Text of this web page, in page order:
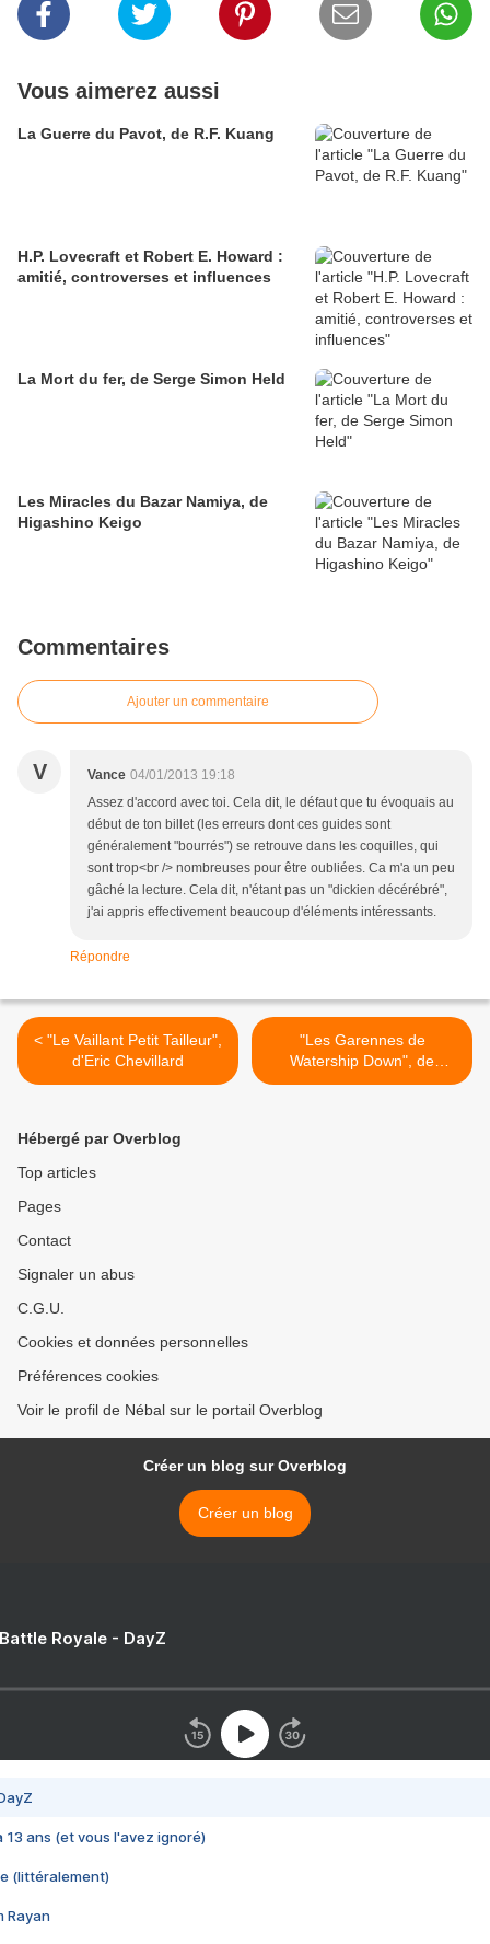
Vous aimerez aussi
La Guerre du Pavot, de R.F. Kuang
H.P. Lovecraft et Robert E. Howard :
amitié, controverses et influences
La Mort du fer, de Serge Simon Held
Les Miracles du Bazar Namiya, de
Higashino Keigo
Commentaires
Ajouter un commentaire
V Vance 04/01/2013 19:18
Assez d'accord avec toi. Cela dit, le défaut que tu évoquais au
début de ton billet (les erreurs dont ces guides sont
généralement "bourrés") se retrouve dans les coquilles, qui
sont trop<br /> nombreuses pour être oubliées. Ca m'a un peu
gâché la lecture. Cela dit, n'étant pas un "dickien décérébré",
j'ai appris effectivement beaucoup d'éléments intéressants.
Répondre
< "Le Vaillant Petit Tailleur",
d'Eric Chevillard
"Les Garennes de
Watership Down", de
Richard Adams >
Hébergé par Overblog
Top articles
Pages
Contact
Signaler un abus
C.G.U.
Cookies et données personnelles
Préférences cookies
Voir le profil de Nébal sur le portail Overblog
Créer un blog sur Overblog
Créer un blog
Royale - DayZ
13 ans (et vous l'avez ignoré)
(littéralement)
Rayan